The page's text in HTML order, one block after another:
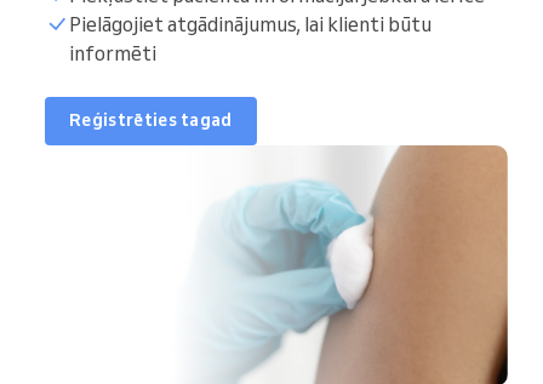
Pielāgojiet atgādinājumus, lai klienti būtu
informēti
Reģistrēties tagad